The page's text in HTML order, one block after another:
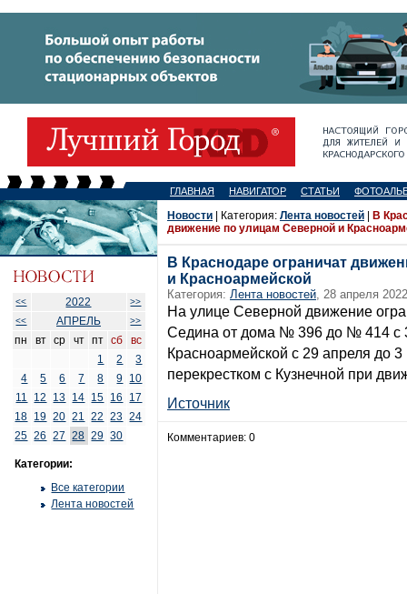
ГЛАВНАЯ НАВИГАТОР СТАТЬИ
<< 2022
>>
<<
АПРЕЛЬ >>
пн вт ср чт пт сб
вс
1
2
3
4
5 6 7 8 9 10
11
12 13 14 15 16
17
18 19 20 21 22 23 24
25 26 27 28 29 30
Категории:
Все категории
Лента новостей
Новости | Категория: Лента новостей
В
движение по улицам Северной и
В Краснодаре ограничат
и Красноармейской
Категория: Лента новостей, 28 апреля
На улице Северной движение
Седина от дома № 396 до № 414 с
Красноармейской с 29 апреля до
перекрестком с Кузнечной при
Источник
Комментариев: 0